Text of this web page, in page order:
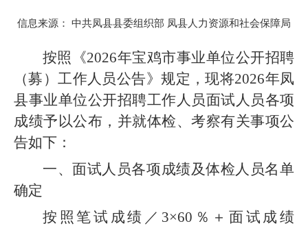
信息来源： 中共凤县县委组织部 凤县人力资源和社会保障局
按照《2026年宝鸡市事业单位公开招聘
（募）工作人员公告》规定，现将2026年凤
县事业单位公开招聘工作人员面试人员各项
成绩予以公布，并就体检、考察有关事项公
告如下：
一、面试人员各项成绩及体检人员名单
确定
按照笔试成绩／3×60％＋面试成绩